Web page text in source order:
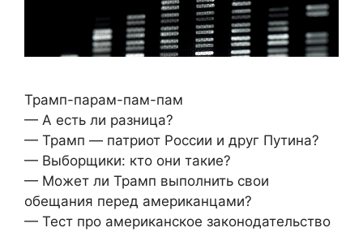
Трамп-парам-пам-пам
— А есть ли разница?
— Трамп — патриот России и друг Путина?
— Выборщики: кто они такие?
— Может ли Трамп выполнить свои
обещания перед американцами?
— Тест про американское законодательство